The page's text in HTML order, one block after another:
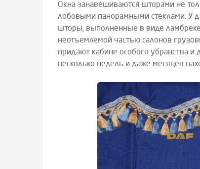
Окна занавешиваются шторами не
лобовыми панорамными стеклами. У
шторы, выполненные в виде
неотъемлемой частью салонов
придают кабине особого убранства и
несколько недель и даже месяцев